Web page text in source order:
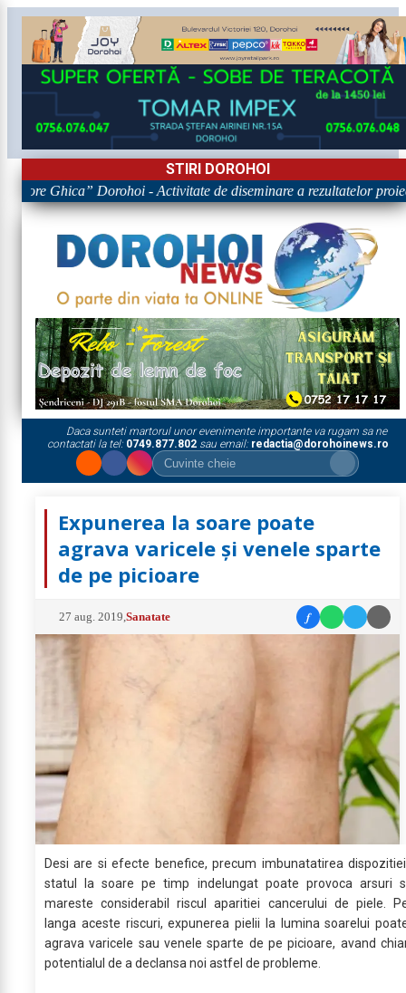
STIRI DOROHOI
Ghica” Dorohoi - Activitate de diseminare a rezultatelor
Daca sunteti martorul unor evenimente importante va rugam sa ne
contactati la tel: 0749.877.802sau email: redactia@dorohoinews.ro
Expunerea la soare poate
agrava varicele și venele sparte
de pe picioare
27 aug. 2019 ,Sanatate f
Desi are si efecte benefice, precum imbunatatirea
statul la soare pe timp indelungat poate provoca arsuri
mareste considerabil riscul aparitiei cancerului de piele.
langa aceste riscuri, expunerea pielii la lumina soarelui
agrava varicele sau venele sparte de pe picioare, avand
potentialul de a declansa noi astfel de probleme.